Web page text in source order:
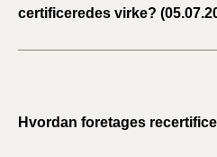
certificeredes virke?
Hvordan foretages